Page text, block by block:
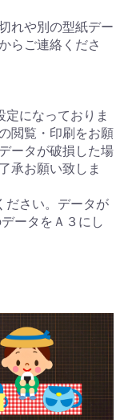
れや別の型紙デー
らご連絡くださ
になっておりま
閲覧・印刷をお願
ータが破損した場
承お願い致しま
ださい。データが
ータをＡ３にし